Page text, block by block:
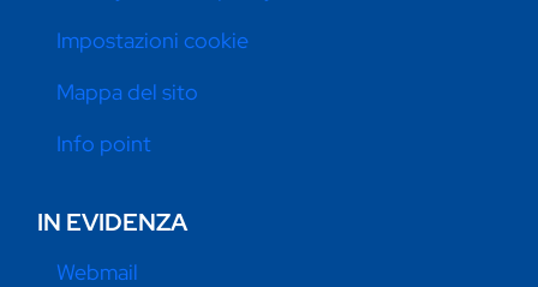
Impostazioni cookie
Mappa del sito
Info point
IN EVIDENZA
Webmail